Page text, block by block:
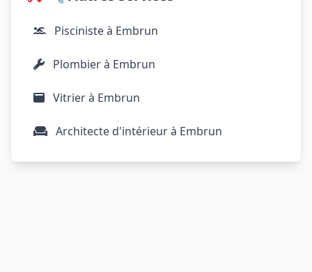
Pisciniste à Embrun
Plombier à Embrun
Vitrier à Embrun
Architecte d'intérieur à Embrun